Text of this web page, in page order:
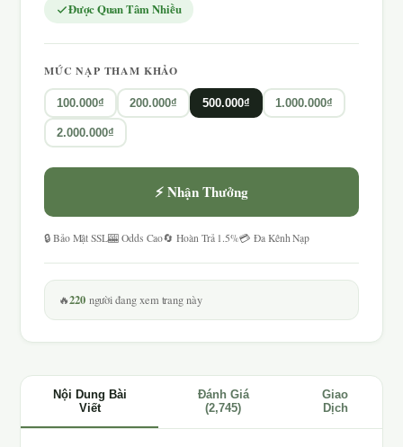
Được Quan Tâm Nhiều
MỨC NẠP THAM KHẢO
100.000₫ 200.000₫ 500.000₫ 1.000.000₫
2.000.000₫
⚡ Nhận Thưởng
🔒 Bảo Mật SSL🎰 Odds Cao🔄 Hoàn Trả 1.5%💳 Đa Kênh Nạp
🔥220người đang xem trang này
Nội Dung Bài
Viết
Đánh Giá
(2,745)
Giao
Dịch